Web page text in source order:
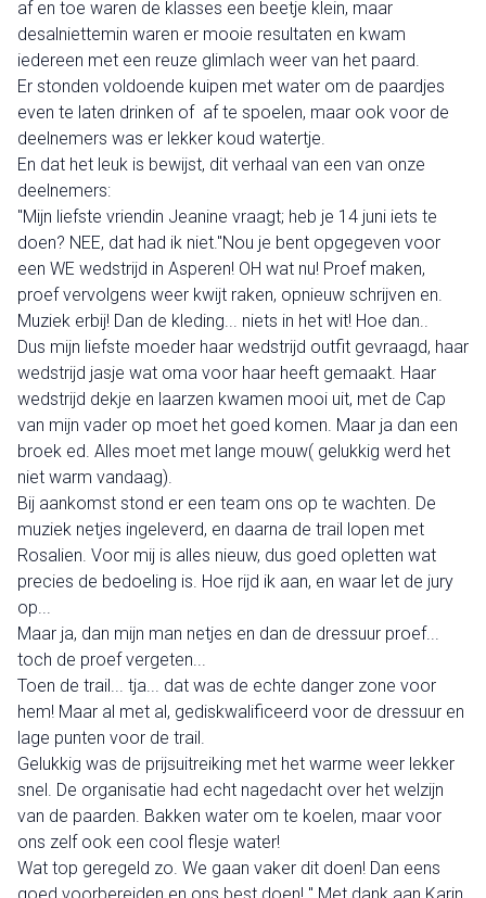
af en toe waren de klasses een beetje klein, maar
desalniettemin waren er mooie resultaten en kwam
iedereen met een reuze glimlach weer van het paard.
Er stonden voldoende kuipen met water om de paardjes
even te laten drinken of af te spoelen, maar ook voor de
deelnemers was er lekker koud watertje.
En dat het leuk is bewijst, dit verhaal van een van onze
deelnemers:
"Mijn liefste vriendin Jeanine vraagt; heb je 14 juni iets te
doen? NEE, dat had ik niet."Nou je bent opgegeven voor
een WE wedstrijd in Asperen! OH wat nu! Proef maken,
proef vervolgens weer kwijt raken, opnieuw schrijven en.
Muziek erbij! Dan de kleding... niets in het wit! Hoe dan..
Dus mijn liefste moeder haar wedstrijd outfit gevraagd, haar
wedstrijd jasje wat oma voor haar heeft gemaakt. Haar
wedstrijd dekje en laarzen kwamen mooi uit, met de Cap
van mijn vader op moet het goed komen. Maar ja dan een
broek ed. Alles moet met lange mouw( gelukkig werd het
niet warm vandaag).
Bij aankomst stond er een team ons op te wachten. De
muziek netjes ingeleverd, en daarna de trail lopen met
Rosalien. Voor mij is alles nieuw, dus goed opletten wat
precies de bedoeling is. Hoe rijd ik aan, en waar let de jury
op...
Maar ja, dan mijn man netjes en dan de dressuur proef...
toch de proef vergeten...
Toen de trail... tja... dat was de echte danger zone voor
hem! Maar al met al, gediskwalificeerd voor de dressuur en
lage punten voor de trail.
Gelukkig was de prijsuitreiking met het warme weer lekker
snel. De organisatie had echt nagedacht over het welzijn
van de paarden. Bakken water om te koelen, maar voor
ons zelf ook een cool flesje water!
Wat top geregeld zo. We gaan vaker dit doen! Dan eens